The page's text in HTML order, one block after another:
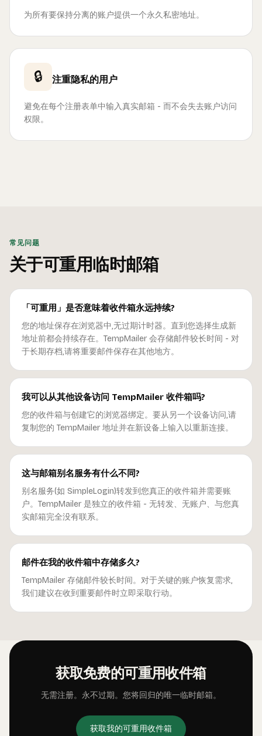
为所有要保持分离的账户提供一个永久私密地址。
🔒 注重隐私的用户
避免在每个注册表单中输入真实邮箱 - 而不会失去账户访问
权限。
常见问题
关于可重用临时邮箱
「可重用」是否意味着收件箱永远持续?
您的地址保存在浏览器中,无过期计时器。直到您选择生成新
地址前都会持续存在。TempMailer 会存储邮件较长时间 - 对
于长期存档,请将重要邮件保存在其他地方。
我可以从其他设备访问 TempMailer 收件箱吗?
您的收件箱与创建它的浏览器绑定。要从另一个设备访问,请
复制您的 TempMailer 地址并在新设备上输入以重新连接。
这与邮箱别名服务有什么不同?
别名服务(如 SimpleLogin)转发到您真正的收件箱并需要账
户。TempMailer 是独立的收件箱 - 无转发、无账户、与您真
实邮箱完全没有联系。
邮件在我的收件箱中存储多久?
TempMailer 存储邮件较长时间。对于关键的账户恢复需求,
我们建议在收到重要邮件时立即采取行动。
获取免费的可重用收件箱
无需注册。永不过期。您将回归的唯一临时邮箱。
获取我的可重用收件箱